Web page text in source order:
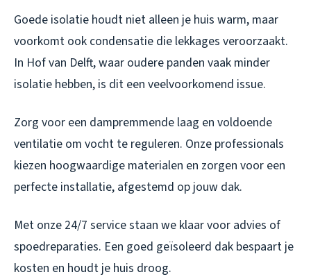
Goede isolatie houdt niet alleen je huis warm, maar
voorkomt ook condensatie die lekkages veroorzaakt.
In Hof van Delft, waar oudere panden vaak minder
isolatie hebben, is dit een veelvoorkomend issue.
Zorg voor een dampremmende laag en voldoende
ventilatie om vocht te reguleren. Onze professionals
kiezen hoogwaardige materialen en zorgen voor een
perfecte installatie, afgestemd op jouw dak.
Met onze 24/7 service staan we klaar voor advies of
spoedreparaties. Een goed geïsoleerd dak bespaart je
kosten en houdt je huis droog.